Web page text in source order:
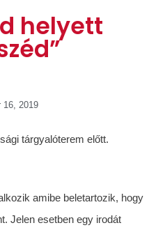
helyett
16, 2019
tárgyalóterem előtt.
amibe beletartozik, hogy
Jelen esetben egy irodát